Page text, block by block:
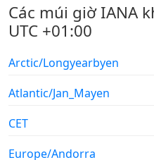
Các múi giờ IANA
UTC +01:00
Arctic/Longyearbyen
Atlantic/Jan_Mayen
CET
Europe/Andorra